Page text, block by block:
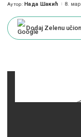
Posted
Аутор: Нада Шакић 8.
Dodaj Zelenu